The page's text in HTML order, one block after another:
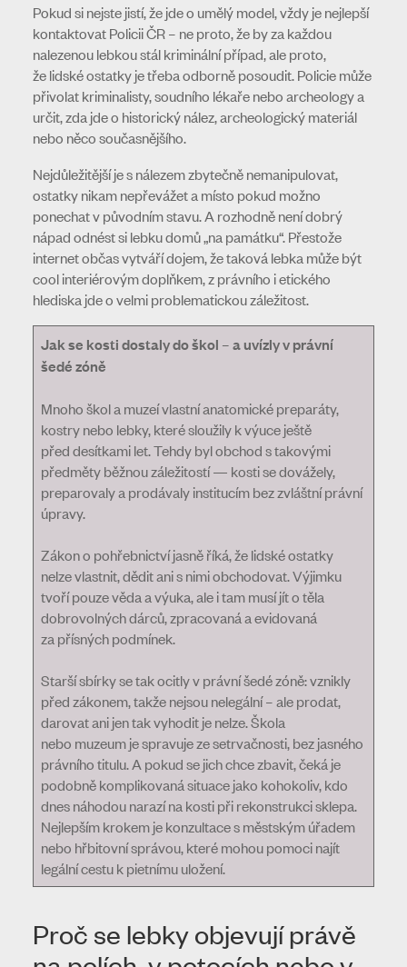
Pokud si nejste jistí, že jde o umělý model, vždy je nejlepší
kontaktovat Policii ČR – ne proto, že by za každou
nalezenou lebkou stál kriminální případ, ale proto,
že lidské ostatky je třeba odborně posoudit. Policie může
přivolat kriminalisty, soudního lékaře nebo archeology a
určit, zda jde o historický nález, archeologický materiál
nebo něco současnějšího.
Nejdůležitější je s nálezem zbytečně nemanipulovat,
ostatky nikam nepřevážet a místo pokud možno
ponechat v původním stavu. A rozhodně není dobrý
nápad odnést si lebku domů „na památku“. Přestože
internet občas vytváří dojem, že taková lebka může být
cool interiérovým doplňkem, z právního i etického
hlediska jde o velmi problematickou záležitost.
Jak se kosti dostaly do škol – a uvízly v právní
šedé zóně
Mnoho škol a muzeí vlastní anatomické preparáty,
kostry nebo lebky, které sloužily k výuce ještě
před desítkami let. Tehdy byl obchod s takovými
předměty běžnou záležitostí — kosti se dovážely,
preparovaly a prodávaly institucím bez zvláštní právní
úpravy.
Zákon o pohřebnictví jasně říká, že lidské ostatky
nelze vlastnit, dědit ani s nimi obchodovat. Výjimku
tvoří pouze věda a výuka, ale i tam musí jít o těla
dobrovolných dárců, zpracovaná a evidovaná
za přísných podmínek.
Starší sbírky se tak ocitly v právní šedé zóně: vznikly
před zákonem, takže nejsou nelegální – ale prodat,
darovat ani jen tak vyhodit je nelze. Škola
nebo muzeum je spravuje ze setrvačnosti, bez jasného
právního titulu. A pokud se jich chce zbavit, čeká je
podobně komplikovaná situace jako kohokoliv, kdo
dnes náhodou narazí na kosti při rekonstrukci sklepa.
Nejlepším krokem je konzultace s městským úřadem
nebo hřbitovní správou, které mohou pomoci najít
legální cestu k pietnímu uložení.
Proč se lebky objevují právě